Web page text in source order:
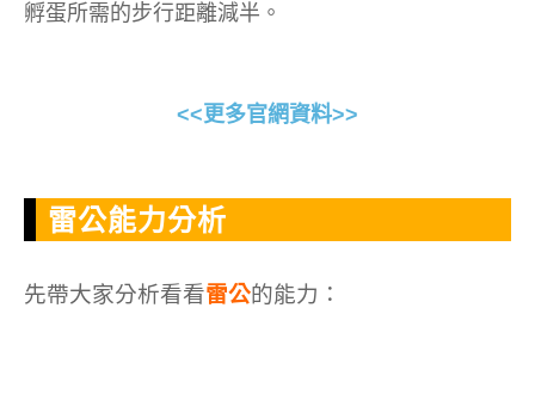
孵蛋所需的步行距離減半。
<<更多官網資料>>
雷公能力分析
先帶大家分析看看雷公的能力：